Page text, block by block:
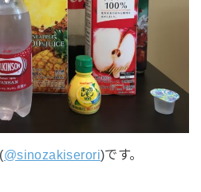
@sinozakiserori)です。